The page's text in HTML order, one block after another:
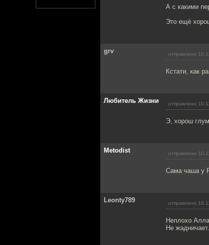
А с какими
Это ещё
grv отправлено
Кстати, как
Любитель Жизни отправлено
Э, хорош
Metodist отправлено
Сама чаша у
Leonty789 отправлено
Неплохо
Не